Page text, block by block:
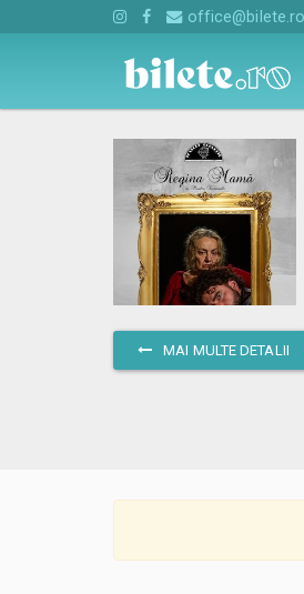
office@bilete.ro
MAI MULTE DETALII